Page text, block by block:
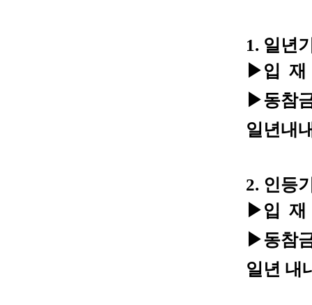
1. 일년
▶입 재
▶동참
일년내
2. 인등
▶입 재
▶동참
일년 내